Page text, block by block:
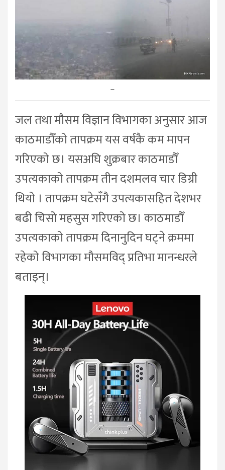
–
जल तथा मौसम विज्ञान विभागका अनुसार आज
काठमाडौँको तापक्रम यस वर्षकै कम मापन
गरिएको छ। यसअघि शुक्रबार काठमाडौँ
उपत्यकाको तापक्रम तीन दशमलव चार डिग्री
थियो । तापक्रम घटेसँगै उपत्यकासहित देशभर
बढी चिसो महसुस गरिएको छ। काठमाडौँ
उपत्यकाको तापक्रम दिनानुदिन घट्ने क्रममा
रहेको विभागका मौसमविद् प्रतिभा मानन्धरले
बताइन्।